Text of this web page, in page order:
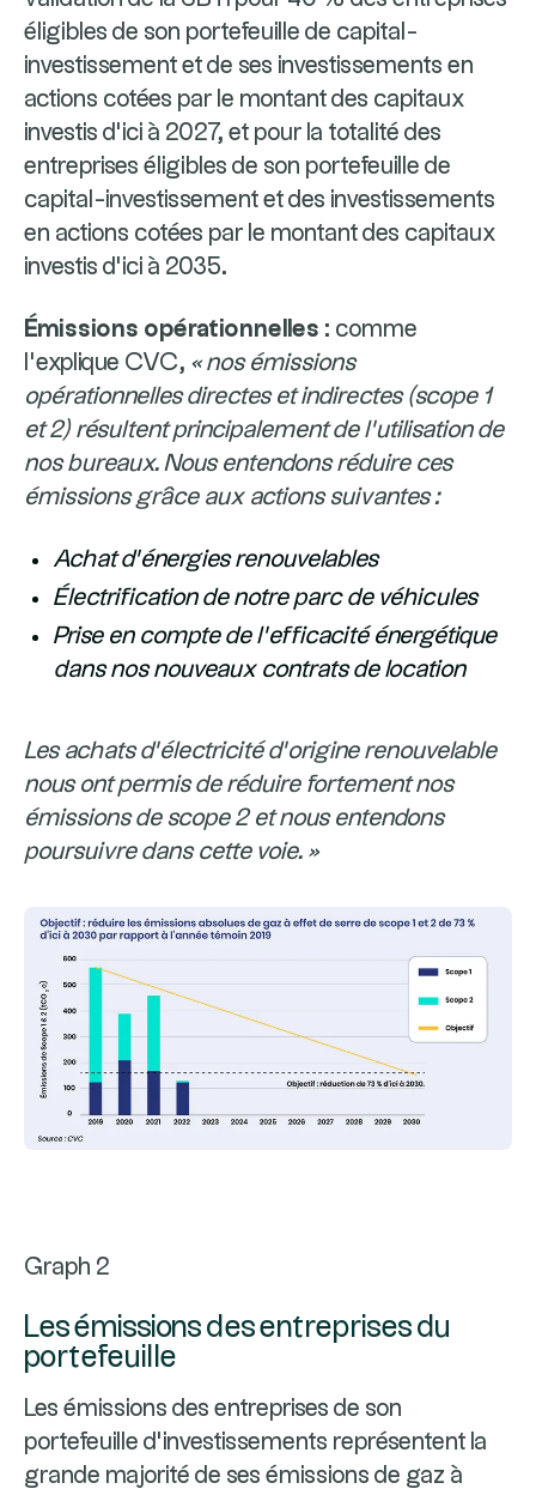
éligibles de son portefeuille de capital-
investissement et de ses investissements en
actions cotées par le montant des capitaux
investis d’ici à 2027, et pour la totalité des
entreprises éligibles de son portefeuille de
capital-investissement et des investissements
en actions cotées par le montant des capitaux
investis d’ici à 2035.
Émissions opérationnelles : comme
l’explique CVC, « nos émissions
opérationnelles directes et indirectes (scope 1
et 2) résultent principalement de l’utilisation de
nos bureaux. Nous entendons réduire ces
émissions grâce aux actions suivantes :
Achat d’énergies renouvelables
Électrification de notre parc de véhicules
Prise en compte de l’efficacité énergétique
dans nos nouveaux contrats de location
Les achats d’électricité d’origine renouvelable
nous ont permis de réduire fortement nos
émissions de scope 2 et nous entendons
poursuivre dans cette voie. »
Graph 2
Les émissions des entreprises du
portefeuille
Les émissions des entreprises de son
portefeuille d’investissements représentent la
grande majorité de ses émissions de gaz à